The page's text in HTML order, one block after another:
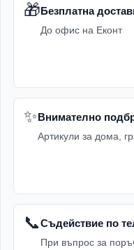
🎁Безплатна
До офис на Еконт
✨Внимателно
Артикули за дома,
📞Съдействие по
При въпрос за